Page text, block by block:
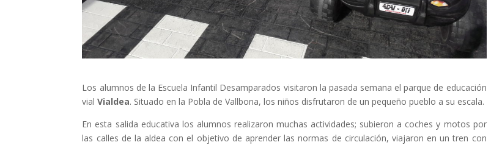
Los alumnos de la Escuela Infantil Desamparados visitaron la pasada semana el parque de educación
vial Vialdea. Situado en la Pobla de Vallbona, los niños disfrutaron de un pequeño pueblo a su escala.
En esta salida educativa los alumnos realizaron muchas actividades; subieron a coches y motos por
las calles de la aldea con el objetivo de aprender las normas de circulación, viajaron en un tren con